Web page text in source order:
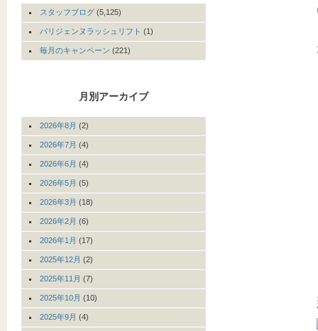
スタッフブログ (5,125)
パリジェンヌラッシュリフト (1)
毎月のキャンペーン (221)
月別アーカイブ
2026年8月 (2)
2026年7月 (4)
2026年6月 (4)
2026年5月 (5)
2026年3月 (18)
2026年2月 (6)
2026年1月 (17)
2025年12月 (2)
2025年11月 (7)
2025年10月 (10)
2025年9月 (4)